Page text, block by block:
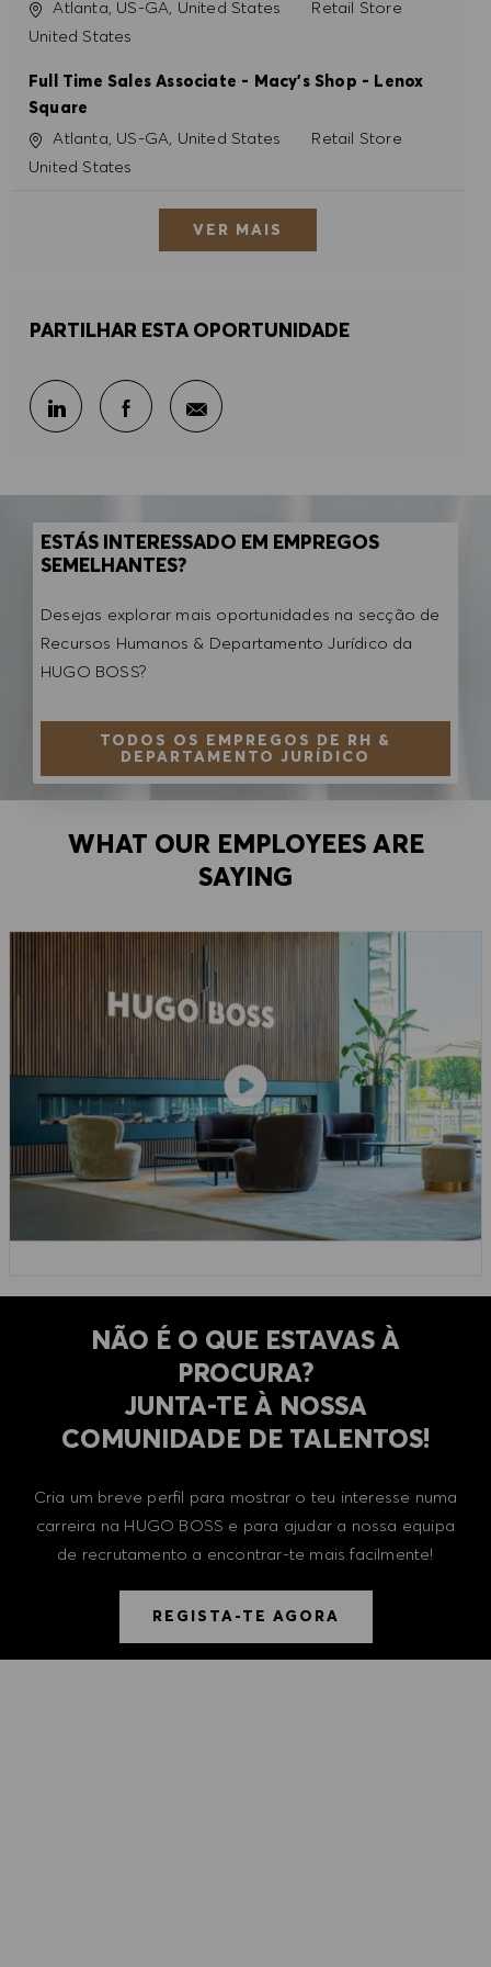
Localização
Atlanta, US-GA, United States Categoria
Retail Store
United States
Full Time Sales Associate - Macy's Shop - Lenox
Square
Localização
Atlanta, US-GA, United States Categoria
Retail Store
United States
VER MAIS
PARTILHAR ESTA OPORTUNIDADE
Partilhar através do LinkedIn
Partilhar através do Facebook
Partilhar por e-mail
ESTÁS INTERESSADO EM EMPREGOS
SEMELHANTES?
Desejas explorar mais oportunidades na secção de
Recursos Humanos & Departamento Jurídico da
HUGO BOSS?
TODOS OS EMPREGOS DE RH &
DEPARTAMENTO JURÍDICO
WHAT OUR EMPLOYEES ARE
SAYING
NÃO É O QUE ESTAVAS À
PROCURA?
​​​​​​​JUNTA-TE À NOSSA
COMUNIDADE DE TALENTOS!
Cria um breve perfil para mostrar o teu interesse numa
carreira na HUGO BOSS e para ajudar a nossa equipa
de recrutamento a encontrar-te mais facilmente!
REGISTA-TE AGORA